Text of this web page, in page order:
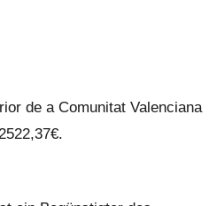
de a Comunitat Valenciana